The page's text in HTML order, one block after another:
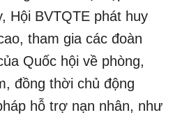
Hội BVTQTE phát huy
tham gia các đoàn
Quốc hội về phòng,
đồng thời chủ động
hỗ trợ nạn nhân, như